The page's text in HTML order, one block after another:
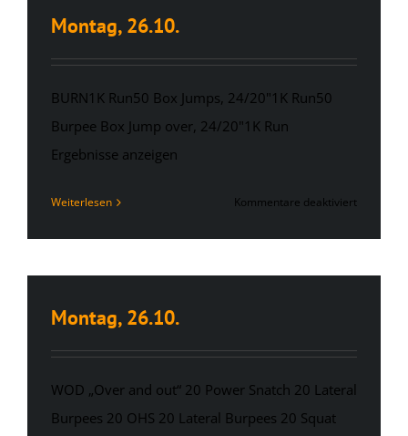
Montag, 26.10.
BURN1K Run50 Box Jumps, 24/20"1K Run50
Burpee Box Jump over, 24/20"1K Run
Ergebnisse anzeigen
Weiterlesen Kommentare deaktiviertfür
Montag, 26.10.
WOD „Over and out“ 20 Power Snatch 20 Lateral
Burpees 20 OHS 20 Lateral Burpees 20 Squat